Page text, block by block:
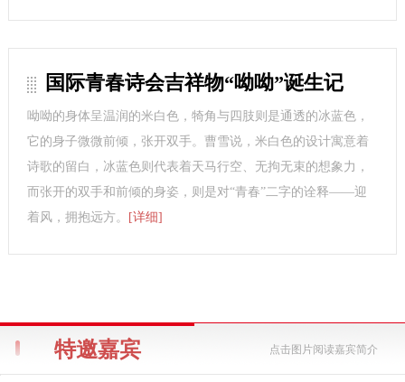
国际青春诗会吉祥物“呦呦”诞生记
呦呦的身体呈温润的米白色，犄角与四肢则是通透的冰蓝色，
它的身子微微前倾，张开双手。曹雪说，米白色的设计寓意着
诗歌的留白，冰蓝色则代表着天马行空、无拘无束的想象力，
而张开的双手和前倾的身姿，则是对“青春”二字的诠释——迎
着风，拥抱远方。
[详细]
特邀嘉宾 点击图片阅读嘉宾简介